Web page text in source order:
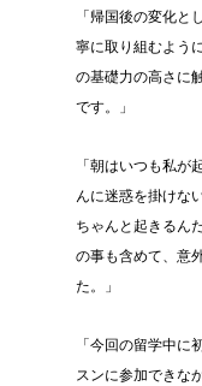
「帰国後の変化と
寧に取り組むよう
の基礎力の高さに
です。」
「朝はいつも私が
んに迷惑を掛けな
ちゃんと起きるん
の事も含めて、意
た。」
「今回の留学中に
スンに参加できな